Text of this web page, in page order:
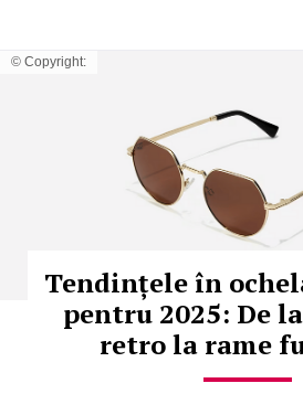
© Copyright:
Tendințele în
pentru 2025: De
retro la rame